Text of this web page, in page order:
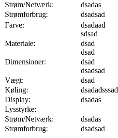
Strøm/Netværk:
dsadas
Strømforbrug:
dsadsad
Farve:
dsadaad
sdsad
Materiale:
dsad
dsad
Dimensioner:
dsad
dsadsad
Vægt:
dsad
Køling:
dsadadsssad
Display:
dsadas
Lysstyrke:
Strøm/Netværk:
dsadas
Strømforbrug:
dsadsad